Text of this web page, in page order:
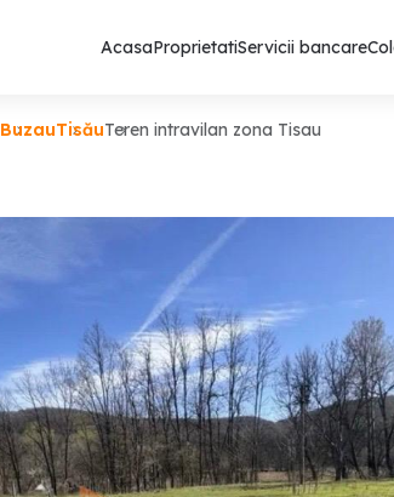
AcasaProprietatiServicii bancare
BuzauTisăuTeren intravilan zona Tisau